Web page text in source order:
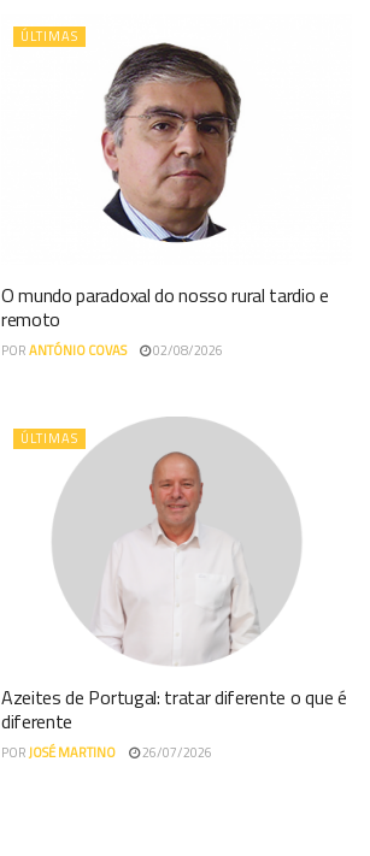
ÚLTIMAS
O mundo paradoxal do nosso rural tardio e
remoto
PORANTÓNIO COVAS 02/08/2026
ÚLTIMAS
Azeites de Portugal: tratar diferente o que é
diferente
PORJOSÉ MARTINO 26/07/2026